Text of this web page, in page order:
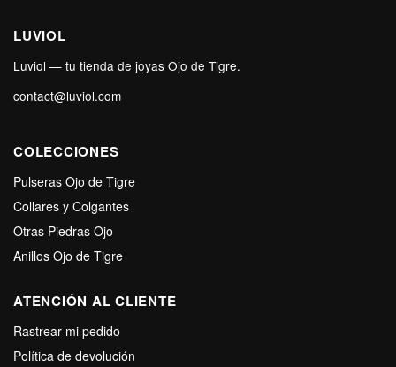
LUVIOL
Luviol — tu tienda de joyas Ojo de Tigre.
contact@luviol.com
COLECCIONES
Pulseras Ojo de Tigre
Collares y Colgantes
Otras Piedras Ojo
Anillos Ojo de Tigre
ATENCIÓN AL CLIENTE
Rastrear mi pedido
Política de devolución